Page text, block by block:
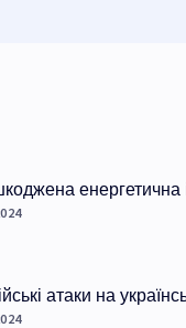
енергетична
атаки на